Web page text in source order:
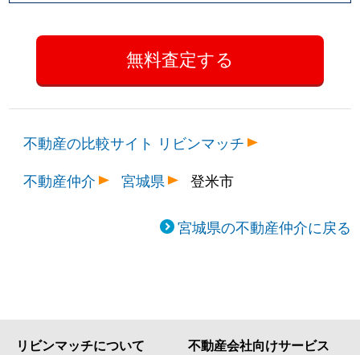
不動産の比較サイト リビンマッチ
不動産仲介
宮城県 登米市
宮城県の不動産仲介に戻る
リビンマッチについて 不動産会社向けサービス